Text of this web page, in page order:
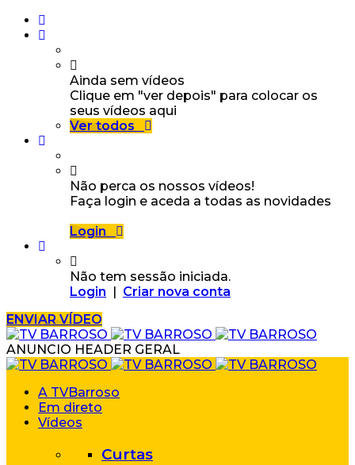
Ainda sem vídeos
Clique em "ver depois" para colocar os
seus vídeos aqui
Ver todos
Não perca os nossos vídeos!
Faça login e aceda a todas as novidades
Login
Não tem sessão iniciada.
Login | Criar nova conta
ENVIAR VÍDEO
ANUNCIO HEADER GERAL
A TVBarroso
Em direto
Vídeos
Curtas